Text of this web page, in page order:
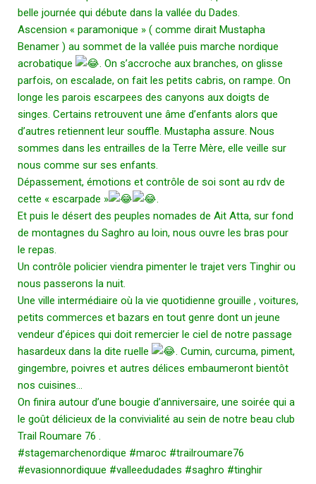
belle journée qui débute dans la vallée du Dades.
Ascension « paramonique » ( comme dirait Mustapha
Benamer ) au sommet de la vallée puis marche nordique
acrobatique
. On s’accroche aux branches, on glisse
parfois, on escalade, on fait les petits cabris, on rampe. On
longe les parois escarpees des canyons aux doigts de
singes. Certains retrouvent une âme d’enfants alors que
d’autres retiennent leur souffle. Mustapha assure. Nous
sommes dans les entrailles de la Terre Mère, elle veille sur
nous comme sur ses enfants.
Dépassement, émotions et contrôle de soi sont au rdv de
cette « escarpade »
.
Et puis le désert des peuples nomades de Ait Atta, sur fond
de montagnes du Saghro au loin, nous ouvre les bras pour
le repas.
Un contrôle policier viendra pimenter le trajet vers Tinghir ou
nous passerons la nuit.
Une ville intermédiaire où la vie quotidienne grouille , voitures,
petits commerces et bazars en tout genre dont un jeune
vendeur d’épices qui doit remercier le ciel de notre passage
hasardeux dans la dite ruelle
. Cumin, curcuma, piment,
gingembre, poivres et autres délices embaumeront bientôt
nos cuisines…
On finira autour d’une bougie d’anniversaire, une soirée qui a
le goût délicieux de la convivialité au sein de notre beau club
Trail Roumare 76 .
#stagemarchenordique #maroc #trailroumare76
#evasionnordiquue #valleedudades #saghro #tinghir